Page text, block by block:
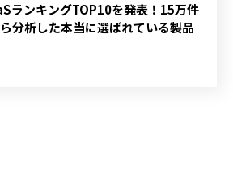
ランキングTOP10を発表！15万件
分析した本当に選ばれている製品